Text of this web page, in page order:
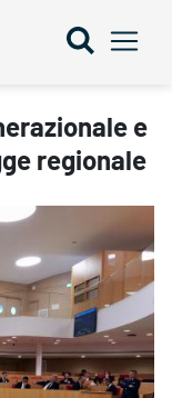
approvata lae
regionale